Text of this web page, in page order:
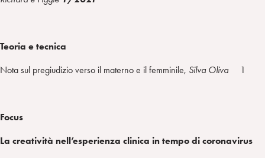
Teoria e tecnica
Nota sul pregiudizio verso il materno e il femminile, Silva Oliva 1
Focus
La creatività nell’esperienza clinica in tempo di coronavirus